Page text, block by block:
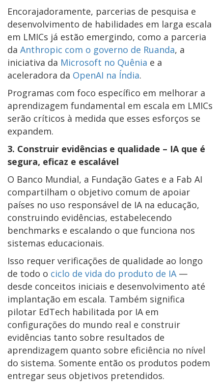
Encorajadoramente, parcerias de pesquisa e
desenvolvimento de habilidades em larga escala
em LMICs já estão emergindo, como a parceria
da Anthropic com o governo de Ruanda, a
iniciativa da Microsoft no Quênia e a
aceleradora da OpenAI na Índia.
Programas com foco específico em melhorar a
aprendizagem fundamental em escala em LMICs
serão críticos à medida que esses esforços se
expandem.
3. Construir evidências e qualidade – IA que é
segura, eficaz e escalável
O Banco Mundial, a Fundação Gates e a Fab AI
compartilham o objetivo comum de apoiar
países no uso responsável de IA na educação,
construindo evidências, estabelecendo
benchmarks e escalando o que funciona nos
sistemas educacionais.
Isso requer verificações de qualidade ao longo
de todo o ciclo de vida do produto de IA—
desde conceitos iniciais e desenvolvimento até
implantação em escala. Também significa
pilotar EdTech habilitada por IA em
configurações do mundo real e construir
evidências tanto sobre resultados de
aprendizagem quanto sobre eficiência no nível
do sistema. Somente então os produtos podem
entregar seus objetivos pretendidos.